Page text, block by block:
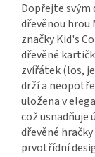
Dopřejte
dřevěnou hrou
značky Kid's
dřevěné
zvířátek (los,
drží a
uložena v
což usnadňuje
dřevěné
prvotřídní